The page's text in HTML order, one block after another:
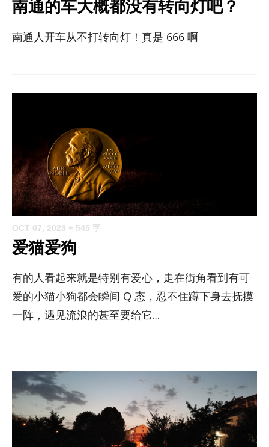
南通的车大概都没有转向灯吧？
南通人开车从不打转向灯！真是 666 啊
OCT 07, 2023 + 545 字
爱猫爱狗
有的人看起来就是特别有爱心，走在街角看到有可
爱的小猫小狗都会瞬间 Q 态，忍不住蹲下身去抚摸
一阵，遇见流浪的甚至要给它...